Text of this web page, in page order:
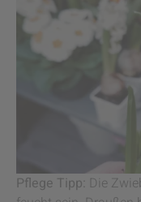
Pflege Tipp: Die